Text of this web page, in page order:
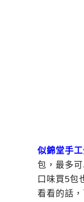
似錦堂手
包，最多
口味買5包
看看的話